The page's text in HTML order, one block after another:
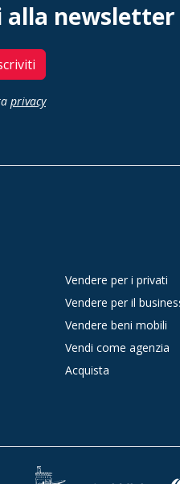
alla newsletter
privacy
Vendere per i privati
Vendere per il
Vendere beni mobili
Vendi come agenzia
Acquista